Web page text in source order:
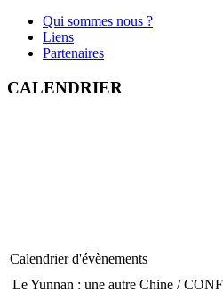
Qui sommes nous ?
Liens
Partenaires
CALENDRIER
Calendrier d'évènements
Le Yunnan : une autre Chine /